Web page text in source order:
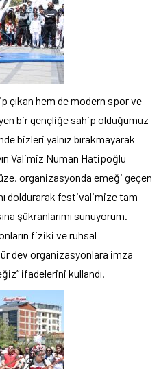
çıkan hem de modern spor ve
bir gençliğe sahip olduğumuz
bizleri yalnız bırakmayarak
Valimiz Numan Hatipoğlu
organizasyonda emeği geçen
doldurarak festivalimize tam
şükranlarımı sunuyorum.
fiziki ve ruhsal
dev organizasyonlara imza
ifadelerini kullandı.